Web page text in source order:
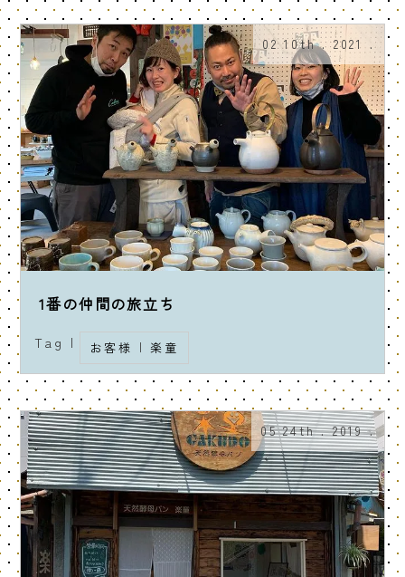
02 10th . 2021 .
1番の仲間の旅立ち
Tag | お客様 |楽童
05 24th . 2019 .